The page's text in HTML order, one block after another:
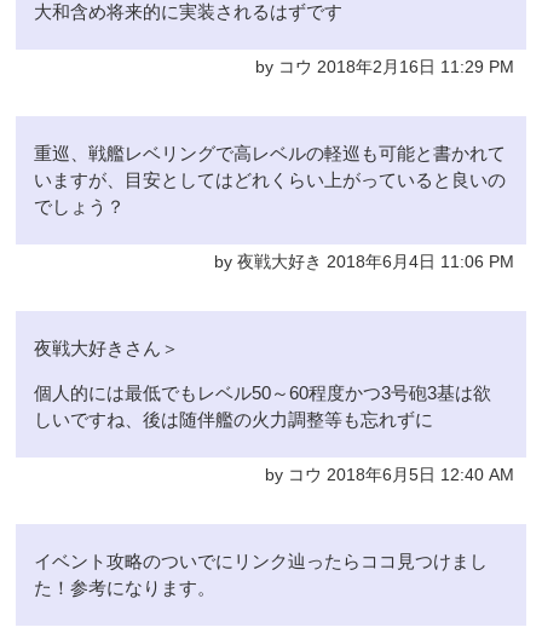
大和含め将来的に実装されるはずです
by コウ 2018年2月16日 11:29 PM
重巡、戦艦レベリングで高レベルの軽巡も可能と書かれて
いますが、目安としてはどれくらい上がっていると良いの
でしょう？
by 夜戦大好き 2018年6月4日 11:06 PM
夜戦大好きさん＞
個人的には最低でもレベル50～60程度かつ3号砲3基は欲
しいですね、後は随伴艦の火力調整等も忘れずに
by コウ 2018年6月5日 12:40 AM
イベント攻略のついでにリンク辿ったらココ見つけまし
た！参考になります。